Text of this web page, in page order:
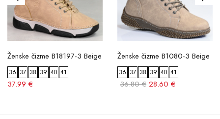
Ženske čizme B18197-3 Beige
36 37 38 39 40 41
37.99 €
Ženske čizme B1080-3 Beige
36 37 38 39 40 41
36.80 € 28.60 €